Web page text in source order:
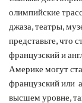
олимпийские
джаза, театры,
представьте, что
французский и
Америке могут
французский или
высшем уровне,